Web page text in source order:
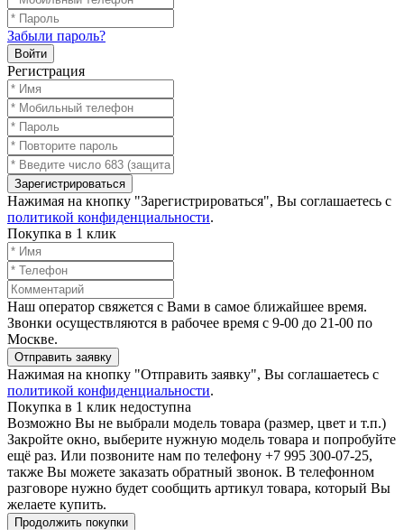
Забыли пароль?
Войти
Регистрация
Зарегистрироваться
Нажимая на кнопку "Зарегистрироваться", Вы соглашаетесь с
политикой конфиденциальности.
Покупка в 1 клик
Наш оператор свяжется с Вами в самое ближайшее время.
Звонки осуществляются в рабочее время с 9-00 до 21-00 по
Москве.
Отправить заявку
Нажимая на кнопку "Отправить заявку", Вы соглашаетесь с
политикой конфиденциальности.
Покупка в 1 клик недоступна
Возможно Вы не выбрали модель товара (размер, цвет и т.п.)
Закройте окно, выберите нужную модель товара и попробуйте
ещё раз. Или позвоните нам по телефону +7 995 300-07-25,
также Вы можете заказать обратный звонок. В телефонном
разговоре нужно будет сообщить артикул товара, который Вы
желаете купить.
Продолжить покупки